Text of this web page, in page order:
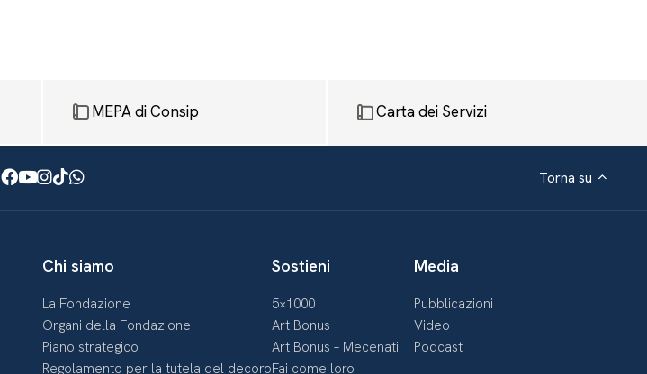
MEPA di Consip Carta dei Servizi
Facebook
Youtube
Instagram
TikTok
WhatsApp Torna su
Chi siamo
La Fondazione
Organi della Fondazione
Piano strategico
Regolamento per la tutela del decoro
Sostieni
5×1000
Art Bonus
Art Bonus – Mecenati
Fai come loro
Media
Pubblicazioni
Video
Podcast